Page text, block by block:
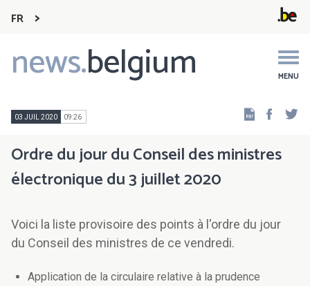
FR
news.belgium MENU
Main
navigation
03 JUIL 2020 09:26
Ordre du jour du Conseil des ministres
électronique du 3 juillet 2020
Voici la liste provisoire des points à l'ordre du jour
du Conseil des ministres de ce vendredi.
Application de la circulaire relative à la prudence